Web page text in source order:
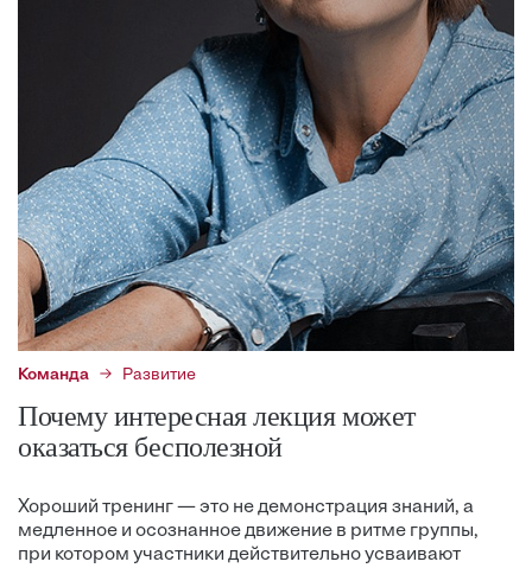
Команда Развитие
Почему интересная лекция может
оказаться бесполезной
Хороший тренинг — это не демонстрация знаний, а
медленное и осознанное движение в ритме группы,
при котором участники действительно усваивают